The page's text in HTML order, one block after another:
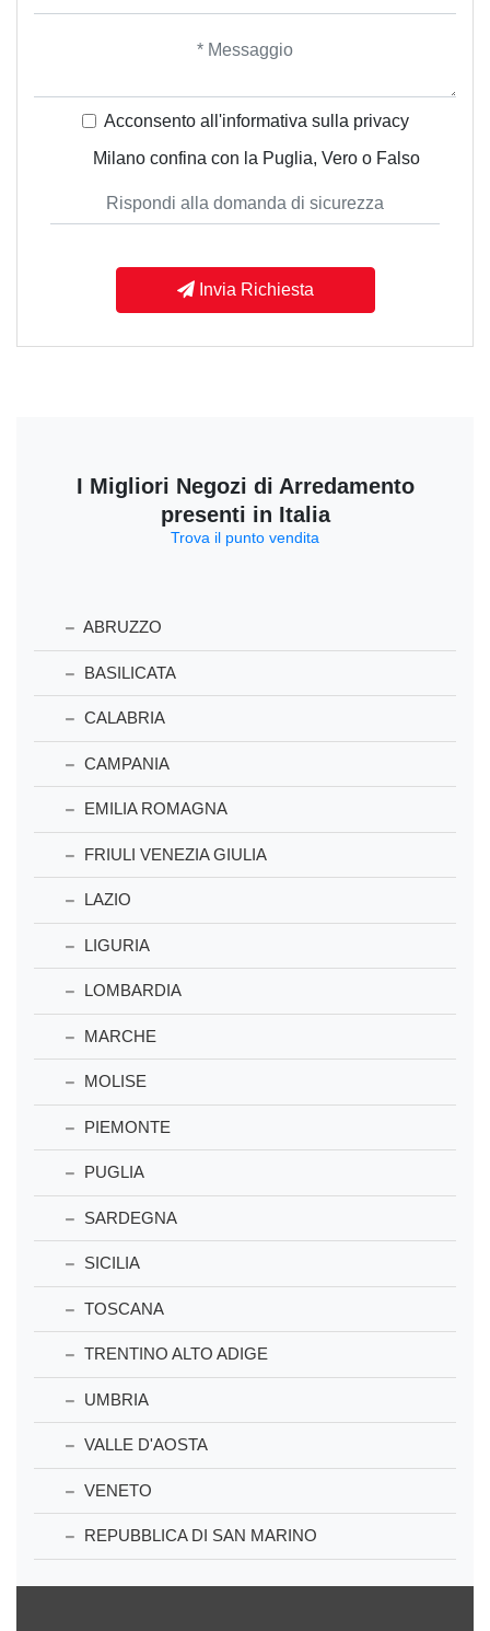
Acconsento all'informativa sulla privacy
Milano confina con la Puglia, Vero o Falso
Invia Richiesta
I Migliori Negozi di Arredamento
presenti in Italia
Trova il punto vendita
ABRUZZO
BASILICATA
CALABRIA
CAMPANIA
EMILIA ROMAGNA
FRIULI VENEZIA GIULIA
LAZIO
LIGURIA
LOMBARDIA
MARCHE
MOLISE
PIEMONTE
PUGLIA
SARDEGNA
SICILIA
TOSCANA
TRENTINO ALTO ADIGE
UMBRIA
VALLE D'AOSTA
VENETO
REPUBBLICA DI SAN MARINO